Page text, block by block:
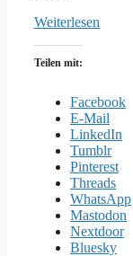
Weiterlesen
Teilen mit:
Facebook
E-Mail
LinkedIn
Tumblr
Pinterest
Threads
WhatsApp
Mastodon
Nextdoor
Bluesky